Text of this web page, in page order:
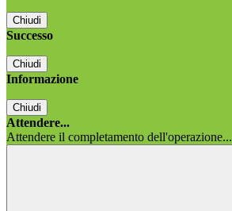
Chiudi
Successo
Chiudi
Informazione
Chiudi
Attendere...
Attendere il completamento dell'operazione...